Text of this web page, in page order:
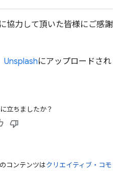
協力して頂いた皆様にご感謝
Unsplashにアップロードされ
立ちましたか？
コンテンツはクリエイティブ・コモ